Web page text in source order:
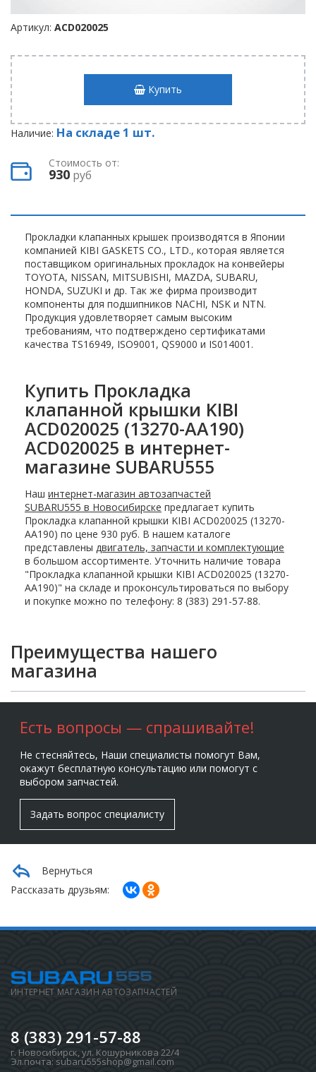
Артикул: ACD020025
Купить
Наличие: На складе 1 шт.
Стоимость от:
930 руб
Прокладки клапанных крышек производятся в Японии
компанией KIBI GASKETS CO., LTD., которая является
поставщиком оригинальных прокладок на конвейеры
TOYOTA, NISSAN, MITSUBISHI, MAZDA, SUBARU,
HONDA, SUZUKI и др. Так же фирма производит
компоненты для подшипников NACHI, NSK и NTN.
Продукция удовлетворяет самым высоким
требованиям, что подтверждено сертификатами
качества TS16949, ISO9001, QS9000 и IS014001.
Купить Прокладка
клапанной крышки KIBI
ACD020025 (13270-AA190)
ACD020025 в интернет-
магазине SUBARU555
Наш интернет-магазин автозапчастей
SUBARU555 в Новосибирске предлагает купить
Прокладка клапанной крышки KIBI ACD020025 (13270-
AA190) по цене 930 руб. В нашем каталоге
представлены двигатель, запчасти и комплектующие
в большом ассортименте. Уточнить наличие товара
"Прокладка клапанной крышки KIBI ACD020025 (13270-
AA190)" на складе и проконсультироваться по выбору
и покупке можно по телефону: 8 (383) 291-57-88.
Преимущества нашего
магазина
Есть вопросы — спрашивайте!
Не стесняйтесь, Наши специалисты помогут Вам,
окажут бесплатную консультацию или помогут с
выбором запчастей.
Задать вопрос специалисту
Вернуться
Рассказать друзьям:
ИНТЕРНЕТ МАГАЗИН АВТОЗАПЧАСТЕЙ
8 (383) 291-57-88
г. Новосибирск,ул. Кошурникова 22/4
Эл.почта: subaru555shop@gmail.com